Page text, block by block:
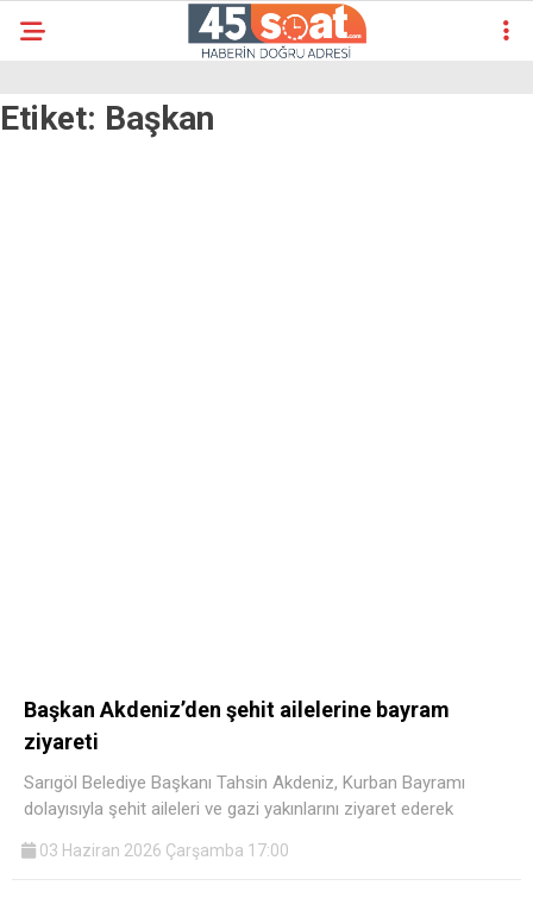
Etiket: Başkan
Başkan Akdeniz’den şehit ailelerine bayram
ziyareti
Sarıgöl Belediye Başkanı Tahsin Akdeniz, Kurban Bayramı
dolayısıyla şehit aileleri ve gazi yakınlarını ziyaret ederek
03 Haziran 2026 Çarşamba 17:00